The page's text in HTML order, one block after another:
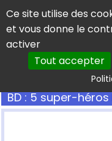
Panneau de gestion
Ce site utilise des
et vous donne le
activer
Tout accepter
BD : 5 super-